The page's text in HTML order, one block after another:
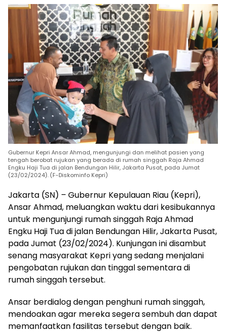
Gubernur Kepri Ansar Ahmad, mengunjungi dan melihat pasien yang
tengah berobat rujukan yang berada di rumah singgah Raja Ahmad
Engku Haji Tua di jalan Bendungan Hilir, Jakarta Pusat, pada Jumat
(23/02/2024). (F-Diskominfo Kepri)
Jakarta (SN) – Gubernur Kepulauan Riau (Kepri),
Ansar Ahmad, meluangkan waktu dari kesibukannya
untuk mengunjungi rumah singgah Raja Ahmad
Engku Haji Tua di jalan Bendungan Hilir, Jakarta Pusat,
pada Jumat (23/02/2024). Kunjungan ini disambut
senang masyarakat Kepri yang sedang menjalani
pengobatan rujukan dan tinggal sementara di
rumah singgah tersebut.
Ansar berdialog dengan penghuni rumah singgah,
mendoakan agar mereka segera sembuh dan dapat
memanfaatkan fasilitas tersebut dengan baik.